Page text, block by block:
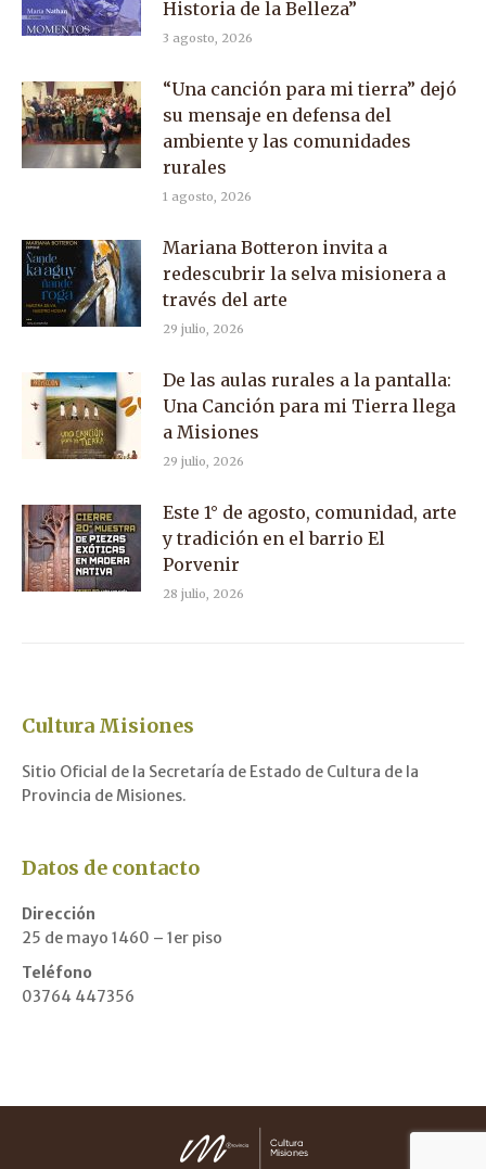
Historia de la Belleza”
3 agosto, 2026
“Una canción para mi tierra” dejó
su mensaje en defensa del
ambiente y las comunidades
rurales
1 agosto, 2026
Mariana Botteron invita a
redescubrir la selva misionera a
través del arte
29 julio, 2026
De las aulas rurales a la pantalla:
Una Canción para mi Tierra llega
a Misiones
29 julio, 2026
Este 1° de agosto, comunidad, arte
y tradición en el barrio El
Porvenir
28 julio, 2026
Cultura Misiones
Sitio Oficial de la Secretaría de Estado de Cultura de la
Provincia de Misiones.
Datos de contacto
Dirección
25 de mayo 1460 – 1er piso
Teléfono
03764 447356